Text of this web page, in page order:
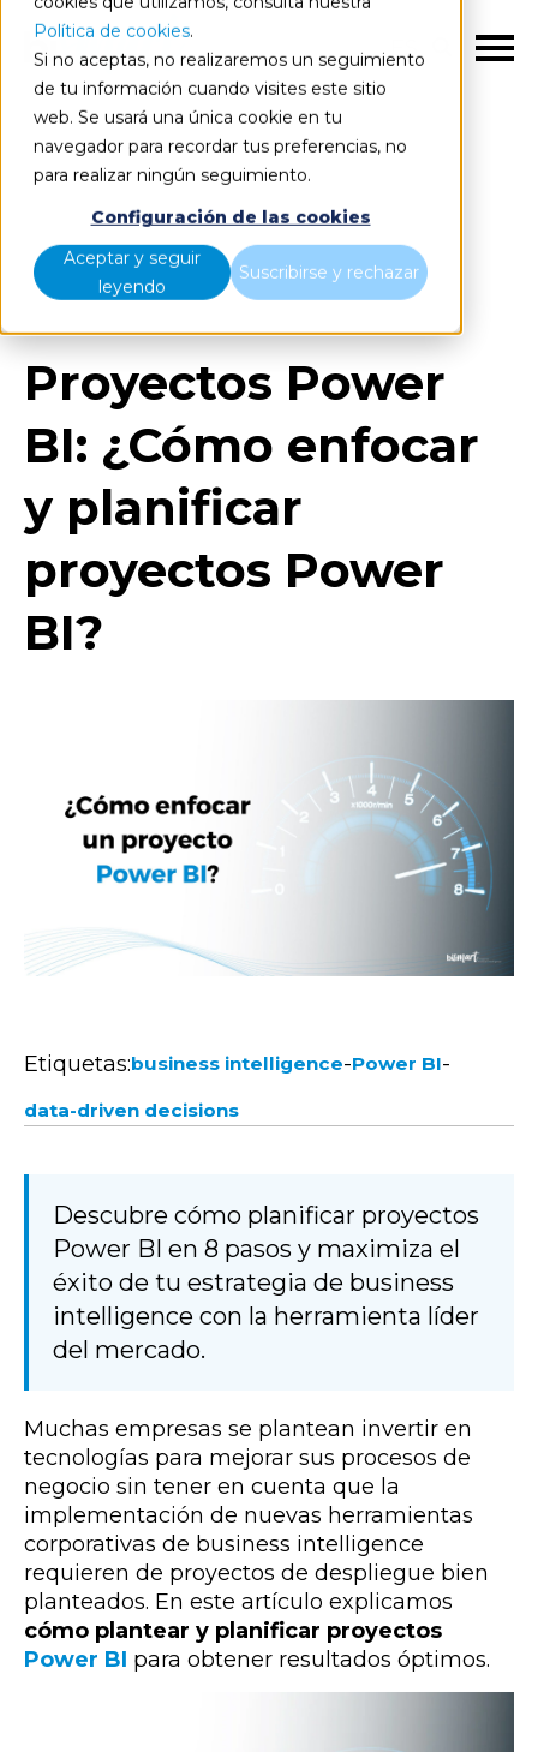
Política de cookies.
Si no aceptas, no realizaremos un seguimiento
de tu información cuando visites este sitio
web. Se usará una única cookie en tu
navegador para recordar tus preferencias, no
para realizar ningún seguimiento.
Configuración de las cookies
Aceptar y seguir
leyendo
Suscribirse y rechazar
ES
Proyectos Power BI: ¿Cómo enfocar y planificar
proyectos Power BI?
Proyectos Power
BI: ¿Cómo enfocar
y planificar
proyectos Power
BI?
Etiquetas:business intelligence-Power BI-
data-driven decisions
Descubre cómo planificar proyectos
Power BI en 8 pasos y maximiza el
éxito de tu estrategia de business
intelligence con la herramienta líder
del mercado.
Muchas empresas se plantean invertir en
tecnologías para mejorar sus procesos de
negocio sin tener en cuenta que la
implementación de nuevas herramientas
corporativas de business intelligence
requieren de proyectos de despliegue bien
planteados. En este artículo explicamos
cómo plantear y planificar proyectos
Power BI para obtener resultados óptimos.